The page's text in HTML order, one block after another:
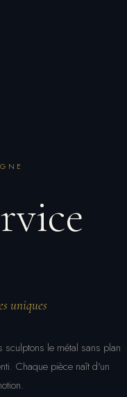
uniques
le métal sans plan
Chaque pièce naît d'un